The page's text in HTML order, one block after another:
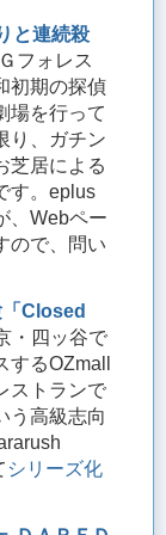
と連続殺
フォレス
初期の探偵
場を行って
り、ガチン
芝居による
す。eplus
、Webペー
ので、問い
Closed
・四ッ谷で
るOZmall
ストランで
う高級志向
シリーズ化